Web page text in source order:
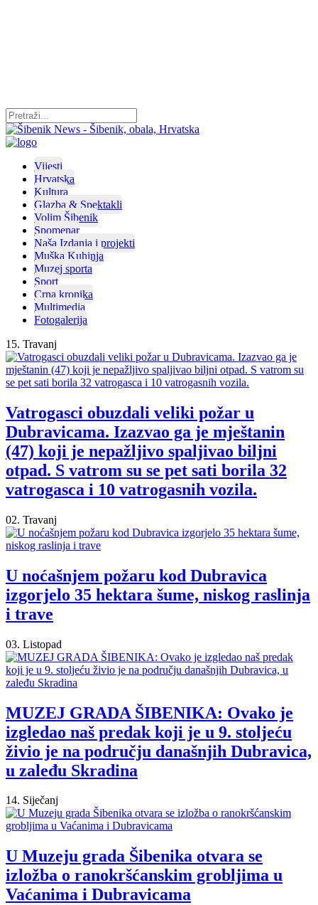
Vijesti
Hrvatska
Kultura
Glazba & Spektakli
Volim Šibenik
Spomenar
Naša Izdanja i projekti
Muška Kuhinja
Muzej sporta
Sport
Crna kronika
Multimedia
Fotogalerija
15. Travanj
Vatrogasci obuzdali veliki požar u
Dubravicama. Izazvao ga je mještanin
(47) koji je nepažljivo spaljivao biljni
otpad. S vatrom su se pet sati borila 32
vatrogasca i 10 vatrogasnih vozila.
02. Travanj
U noćašnjem požaru kod Dubravica
izgorjelo 35 hektara šume, niskog raslinja
i trave
03. Listopad
MUZEJ GRADA ŠIBENIKA: Ovako je
izgledao naš predak koji je u 9. stoljeću
živio je na području današnjih Dubravica,
u zaleđu Skradina
14. Siječanj
U Muzeju grada Šibenika otvara se
izložba o ranokršćanskim grobljima u
Vaćanima i Dubravicama